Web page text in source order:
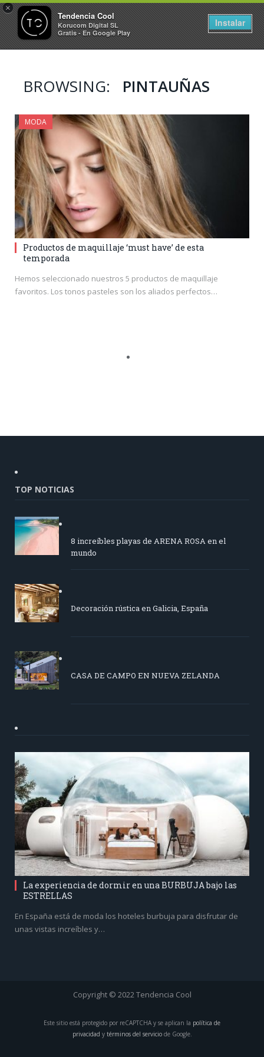
×
Tendencia Cool
Korucom Digital SL
Gratis - En Google Play
Instalar
BROWSING: PINTAUÑAS
MODA
Productos de maquillaje ‘must have’ de esta
temporada
Hemos seleccionado nuestros 5 productos de maquillaje
favoritos. Los tonos pasteles son los aliados perfectos…
TOP NOTICIAS
8 increíbles playas de ARENA ROSA en el
mundo
Decoración rústica en Galicia, España
CASA DE CAMPO EN NUEVA ZELANDA
La experiencia de dormir en una BURBUJA bajo las
ESTRELLAS
En España está de moda los hoteles burbuja para disfrutar de
unas vistas increíbles y…
Copyright © 2022 Tendencia Cool
Este sitio está protegido por reCAPTCHA y se aplican la política de
privacidad y términos del serviciode Google.